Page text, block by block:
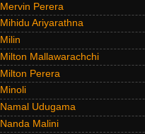
Mervin Perera
Mihidu Ariyarathna
Milin
Milton Mallawarachchi
Milton Perera
Minoli
Namal Udugama
Nanda Malini